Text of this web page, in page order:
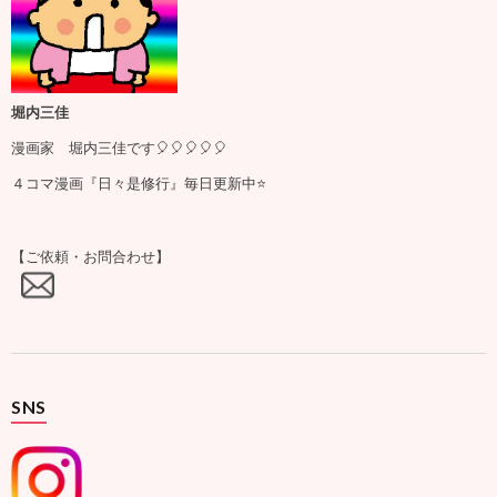
堀内三佳
漫画家 堀内三佳です🎈🎈🎈🎈🎈
４コマ漫画『日々是修行』毎日更新中⭐️
【ご依頼・お問合わせ】
SNS